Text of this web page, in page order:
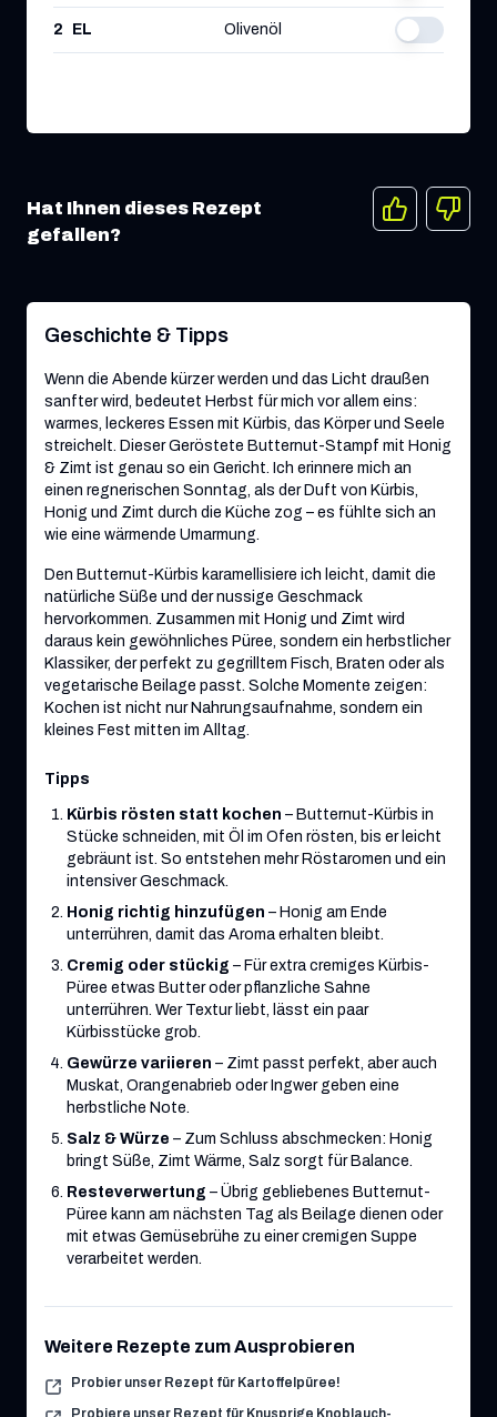
2 EL Olivenöl
Hat Ihnen dieses Rezept
gefallen?
Geschichte & Tipps
Wenn die Abende kürzer werden und das Licht draußen
sanfter wird, bedeutet Herbst für mich vor allem eins:
warmes, leckeres Essen mit Kürbis, das Körper und Seele
streichelt. Dieser Geröstete Butternut-Stampf mit Honig
& Zimt ist genau so ein Gericht. Ich erinnere mich an
einen regnerischen Sonntag, als der Duft von Kürbis,
Honig und Zimt durch die Küche zog – es fühlte sich an
wie eine wärmende Umarmung.
Den Butternut-Kürbis karamellisiere ich leicht, damit die
natürliche Süße und der nussige Geschmack
hervorkommen. Zusammen mit Honig und Zimt wird
daraus kein gewöhnliches Püree, sondern ein herbstlicher
Klassiker, der perfekt zu gegrilltem Fisch, Braten oder als
vegetarische Beilage passt. Solche Momente zeigen:
Kochen ist nicht nur Nahrungsaufnahme, sondern ein
kleines Fest mitten im Alltag.
Tipps
Kürbis rösten statt kochen – Butternut-Kürbis in
Stücke schneiden, mit Öl im Ofen rösten, bis er leicht
gebräunt ist. So entstehen mehr Röstaromen und ein
intensiver Geschmack.
Honig richtig hinzufügen – Honig am Ende
unterrühren, damit das Aroma erhalten bleibt.
Cremig oder stückig – Für extra cremiges Kürbis-
Püree etwas Butter oder pflanzliche Sahne
unterrühren. Wer Textur liebt, lässt ein paar
Kürbisstücke grob.
Gewürze variieren – Zimt passt perfekt, aber auch
Muskat, Orangenabrieb oder Ingwer geben eine
herbstliche Note.
Salz & Würze – Zum Schluss abschmecken: Honig
bringt Süße, Zimt Wärme, Salz sorgt für Balance.
Resteverwertung – Übrig gebliebenes Butternut-
Püree kann am nächsten Tag als Beilage dienen oder
mit etwas Gemüsebrühe zu einer cremigen Suppe
verarbeitet werden.
Weitere Rezepte zum Ausprobieren
Probier unser Rezept für Kartoffelpüree!
Probiere unser Rezept für Knusprige Knoblauch-